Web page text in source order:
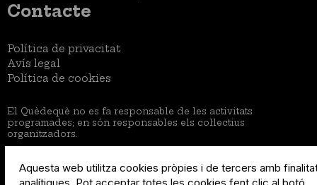
Contacte
Menú
Legal
Política de privacitat
Avís legal
Política de cookies
El Quèdequè no es fa responsable de les activitats
programades; en són responsables els col·lectius
organitzadors.
© Quedequè, 2025
Aquesta web utilitza cookies pròpies i de tercers amb